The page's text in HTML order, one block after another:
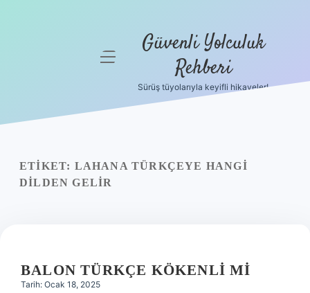
Yasal Uyarı
menüyü Güvenli Yolculuk
Rehberi
Sürüş tüyolarıyla keyifli hikayeler!
ETIKET: LAHANA TÜRKÇEYE HANGI
DILDEN GELIR
BALON TÜRKÇE KÖKENLI MI
Tarih: Ocak 18, 2025